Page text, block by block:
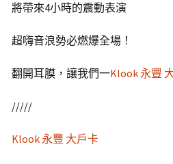
將帶來4小時的震動表演
超嗨音浪勢必燃爆全場！
翻開耳膜，讓我們一Klook 永豐
/////
Klook 永豐 大戶卡